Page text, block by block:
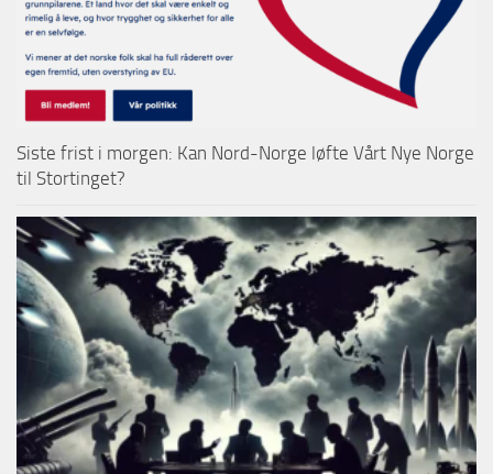
Siste frist i morgen: Kan Nord-Norge løfte Vårt Nye Norge
til Stortinget?